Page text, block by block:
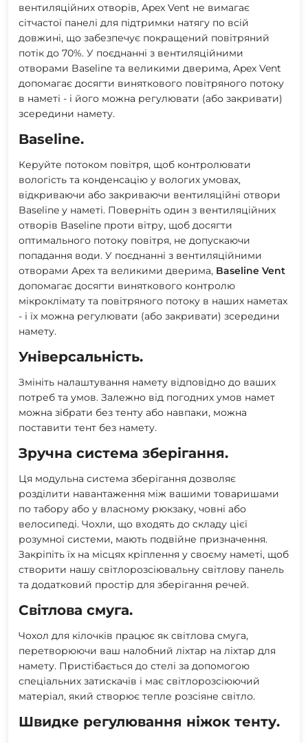
вентиляційних отворів, Apex Vent не вимагає
сітчастої панелі для підтримки натягу по всій
довжині, що забезпечує покращений повітряний
потік до 70%. У поєднанні з вентиляційними
отворами Baseline та великими дверима, Apex Vent
допомагає досягти виняткового повітряного потоку
в наметі - і його можна регулювати (або закривати)
зсередини намету.
Baseline.
Керуйте потоком повітря, щоб контролювати
вологість та конденсацію у вологих умовах,
відкриваючи або закриваючи вентиляційні отвори
Baseline у наметі. Поверніть один з вентиляційних
отворів Baseline проти вітру, щоб досягти
оптимального потоку повітря, не допускаючи
попадання води. У поєднанні з вентиляційними
отворами Apex та великими дверима, Baseline Vent
допомагає досягти виняткового контролю
мікроклімату та повітряного потоку в наших наметах
- і їх можна регулювати (або закривати) зсередини
намету.
Універсальність.
Змініть налаштування намету відповідно до ваших
потреб та умов. Залежно від погодних умов намет
можна зібрати без тенту або навпаки, можна
поставити тент без намету.
Зручна система зберігання.
Ця модульна система зберігання дозволяє
розділити навантаження між вашими товаришами
по табору або у власному рюкзаку, човні або
велосипеді. Чохли, що входять до складу цієї
розумної системи, мають подвійне призначення.
Закріпіть їх на місцях кріплення у своєму наметі, щоб
створити нашу світлорозсіювальну світлову панель
та додатковий простір для зберігання речей.
Світлова смуга.
Чохол для кілочків працює як світлова смуга,
перетворюючи ваш налобний ліхтар на ліхтар для
намету. Пристібається до стелі за допомогою
спеціальних затискачів і має світлорозсіюючий
матеріал, який створює тепле розсіяне світло.
Швидке регулювання ніжок тенту.